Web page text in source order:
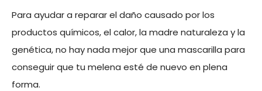
Para ayudar a reparar el daño causado por los
productos químicos, el calor, la madre naturaleza y la
genética, no hay nada mejor que una mascarilla para
conseguir que tu melena esté de nuevo en plena
forma.